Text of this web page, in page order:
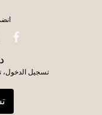
تسجيل الدخول،